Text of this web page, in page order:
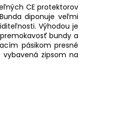
CE protektorov
diponuje veľmi
Výhodou je
bundy a
pásikom presné
zipsom na